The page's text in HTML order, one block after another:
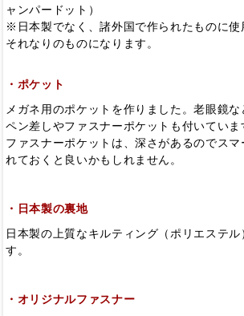
ャンパードット）
※日本製でなく、諸外国で作られたものに使
それなりのものになります。
・ポケット
メガネ用のポケットを作りました。老眼鏡な
ペン差しやファスナーポケットも付いていま
ファスナーポケットは、深さがあるのでスマ
れておくと良いかもしれません。
・日本製の裏地
日本製の上質なキルティング（ポリエステル
す。
・オリジナルファスナー